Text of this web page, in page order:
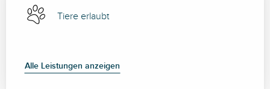
Tiere erlaubt
Alle Leistungen anzeigen